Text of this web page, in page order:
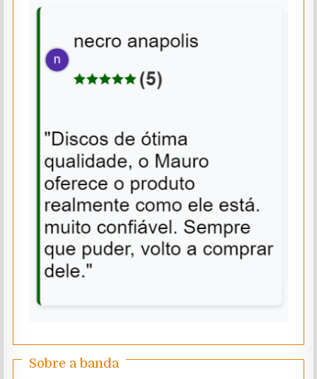
Sobre a banda